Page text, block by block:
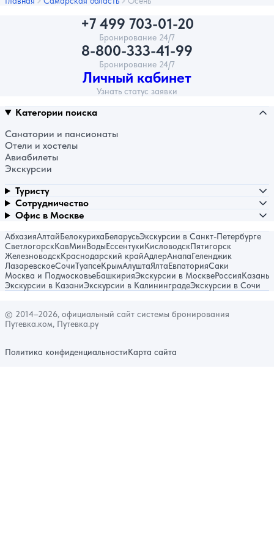
+7 499 703-01-20
Бронирование 24/7
8-800-333-41-99
Бронирование 24/7
Личный кабинет
Узнать статус заявки
Категории поиска
Санатории и пансионаты
Отели и хостелы
Авиабилеты
Экскурсии
Туристу
Сотрудничество
Офис в Москве
АбхазияАлтайБелокурихаБеларусьЭкскурсии в Санкт-Петербурге
СветлогорскКавМинВодыЕссентукиКисловодскПятигорск
ЖелезноводскКраснодарский крайАдлерАнапаГеленджик
ЛазаревскоеСочиТуапсеКрымАлуштаЯлтаЕвпаторияСаки
Москва и ПодмосковьеБашкирияЭкскурсии в МосквеРоссияКазань
Экскурсии в КазаниЭкскурсии в КалининградеЭкскурсии в Сочи
© 2014–2026, официальный сайт системы бронирования
Путевка.ком, Путевка.ру
Политика конфиденциальностиКарта сайта